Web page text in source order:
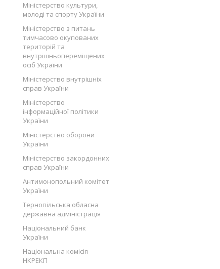
Міністерство культури,
молоді та спорту України
Міністерство з питань
тимчасово окупованих
територій та
внутрішньопереміщених
осіб України
Міністерство внутрішніх
справ України
Міністерство
інформаційної політики
України
Міністерство оборони
України
Міністерство закордонних
справ України
Антимонопольний комітет
України
Тернопільська обласна
державна адміністрація
Національний банк
України
Національна комісія
НКРЕКП